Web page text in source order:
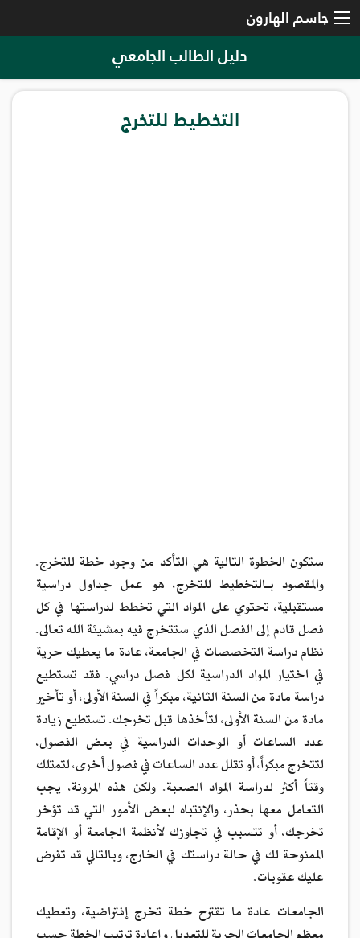
جاسم الهارون
دليل الطالب الجامعي
التخطيط للتخرج
ستكون الخطوة التالية هي التأكد من وجود خطة للتخرج.
والمقصود بـالتخطيط للتخرج، هو عمل جداول دراسية
مستقبلية، تحتوي على المواد التي تخطط لدراستها في كل
فصل قادم إلى الفصل الذي ستتخرج فيه بمشيئة الله تعالى.
نظام دراسة التخصصات في الجامعة، عادة ما يعطيك حرية
في اختيار المواد الدراسية لكل فصل دراسي. فقد تستطيع
دراسة مادة من السنة الثانية، مبكراً في السنة الأولى، أو تأخير
مادة من السنة الأولى، لتأخذها قبل تخرجك. تستطيع زيادة
عدد الساعات أو الوحدات الدراسية في بعض الفصول،
لتتخرج مبكراً، أو تقلل عدد الساعات في فصول أخرى، لتمتلك
وقتاً أكثر لدراسة المواد الصعبة. ولكن هذه المرونة، يجب
التعامل معها بحذر، والإنتباه لبعض الأمور التي قد تؤخر
تخرجك، أو تتسبب في تجاوزك لأنظمة الجامعة أو الإقامة
الممنوحة لك في حالة دراستك في الخارج، وبالتالي قد تفرض
عليك عقوبات.
الجامعات عادة ما تقترح خطة تخرج إفتراضية، وتعطيك